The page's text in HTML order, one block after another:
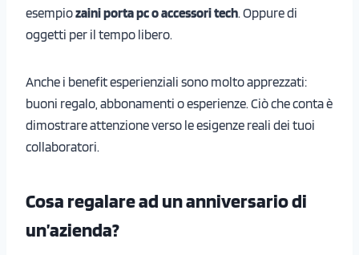
esempiozaini porta pc o accessori tech. Oppure di
oggetti per il tempo libero.
Anche i benefit esperienziali sono molto apprezzati:
buoni regalo, abbonamenti o esperienze. Ciò che conta è
dimostrare attenzione verso le esigenze reali dei tuoi
collaboratori.
Cosa regalare ad un anniversario di
un’azienda?